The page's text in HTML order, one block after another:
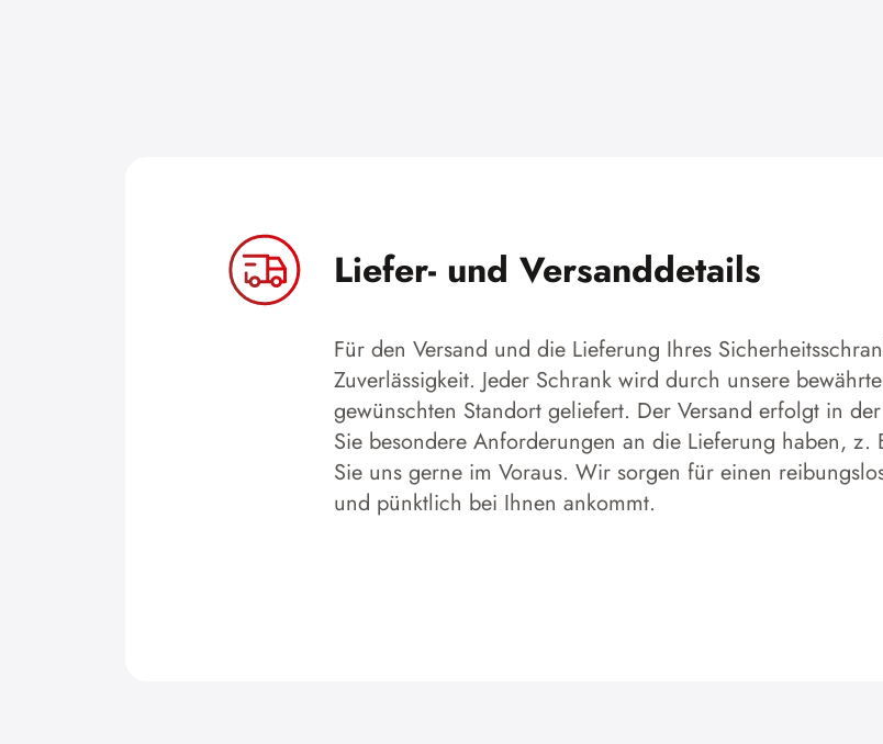
Liefer- und Versanddetails
Für den Versand und die Lieferung Ihres
Zuverlässigkeit. Jeder Schrank wird durch unsere
gewünschten Standort geliefert. Der Versand erfolgt in
Sie besondere Anforderungen an die Lieferung haben, z.
Sie uns gerne im Voraus. Wir sorgen für einen
und pünktlich bei Ihnen ankommt.